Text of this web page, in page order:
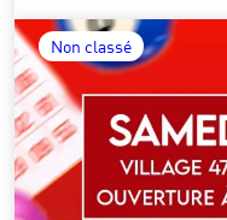
Non classé